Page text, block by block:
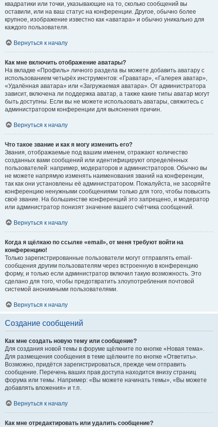
квадратики или точки, указывающие на то, сколько сообщений вы
оставили, или на ваш статус на конференции. Другое, обычно более
крупное, изображение известно как «аватара» и обычно уникально для
каждого пользователя.
Вернуться к началу
Как мне включить отображение аватары?
На вкладке «Профиль» личного раздела вы можете добавить аватару с
использованием четырёх инструментов: «Граватар», «Галерея аватар»,
«Удалённая аватара» или «Загружаемая аватара». От администратора
зависит, включена ли поддержка аватар, а также какие типы аватар могут
быть доступны. Если вы не можете использовать аватары, свяжитесь с
администратором конференции для выяснения причин.
Вернуться к началу
Что такое звание и как я могу изменить его?
Звания, отображаемые под вашим именем, отражают количество
созданных вами сообщений или идентифицируют определённых
пользователей: например, модераторов и администраторов. Обычно вы
не можете напрямую изменять наименования званий на конференции,
так как они установлены её администратором. Пожалуйста, не засоряйте
конференцию ненужными сообщениями только для того, чтобы повысить
своё звание. На большинстве конференций это запрещено, и модератор
или администратор понизят значение вашего счётчика сообщений.
Вернуться к началу
Когда я щёлкаю по ссылке «email», от меня требуют войти на
конференцию!
Только зарегистрированные пользователи могут отправлять email-
сообщения другим пользователям через встроенную в конференцию
форму, и только если администратор включил такую возможность. Это
сделано для того, чтобы предотвратить злоупотребления почтовой
системой анонимными пользователями.
Вернуться к началу
Создание сообщений
Как мне создать новую тему или сообщение?
Для создания новой темы в форуме щёлкните по кнопке «Новая тема».
Для размещения сообщения в теме щёлкните по кнопке «Ответить».
Возможно, придётся зарегистрироваться, прежде чем отправить
сообщение. Перечень ваших прав доступа находится внизу страниц
форума или темы. Например: «Вы можете начинать темы», «Вы можете
добавлять вложения» и т.п.
Вернуться к началу
Как мне отредактировать или удалить сообщение?